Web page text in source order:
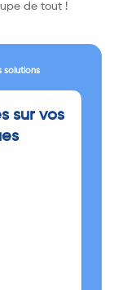
de tout !
solutions
sur vos